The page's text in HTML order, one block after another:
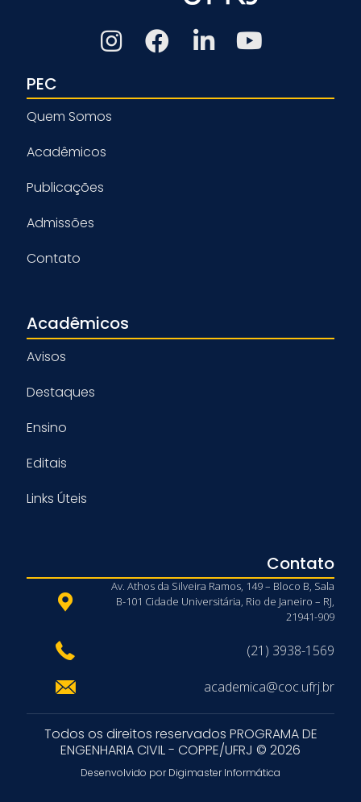
PEC
Quem Somos
Acadêmicos
Publicações
Admissões
Contato
Acadêmicos
Avisos
Destaques
Ensino
Editais
Links Úteis
Contato
Av. Athos da Silveira Ramos, 149 – Bloco B, Sala
B-101 Cidade Universitária, Rio de Janeiro – RJ,
21941-909
(21) 3938-1569
academica@coc.ufrj.br
Todos os direitos reservados PROGRAMA DE
ENGENHARIA CIVIL - COPPE/UFRJ © 2026
Desenvolvido por Digimaster Informática